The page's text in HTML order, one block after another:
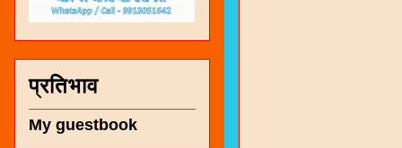
प्रतिभाव
My guestbook